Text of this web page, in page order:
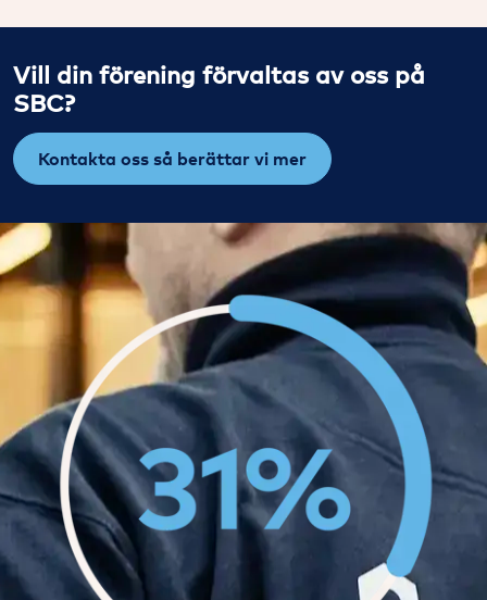
Vill din förening förvaltas av oss på
SBC?
Kontakta oss så berättar vi mer